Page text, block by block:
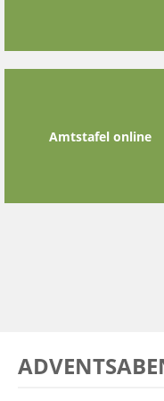
Amtstafel online